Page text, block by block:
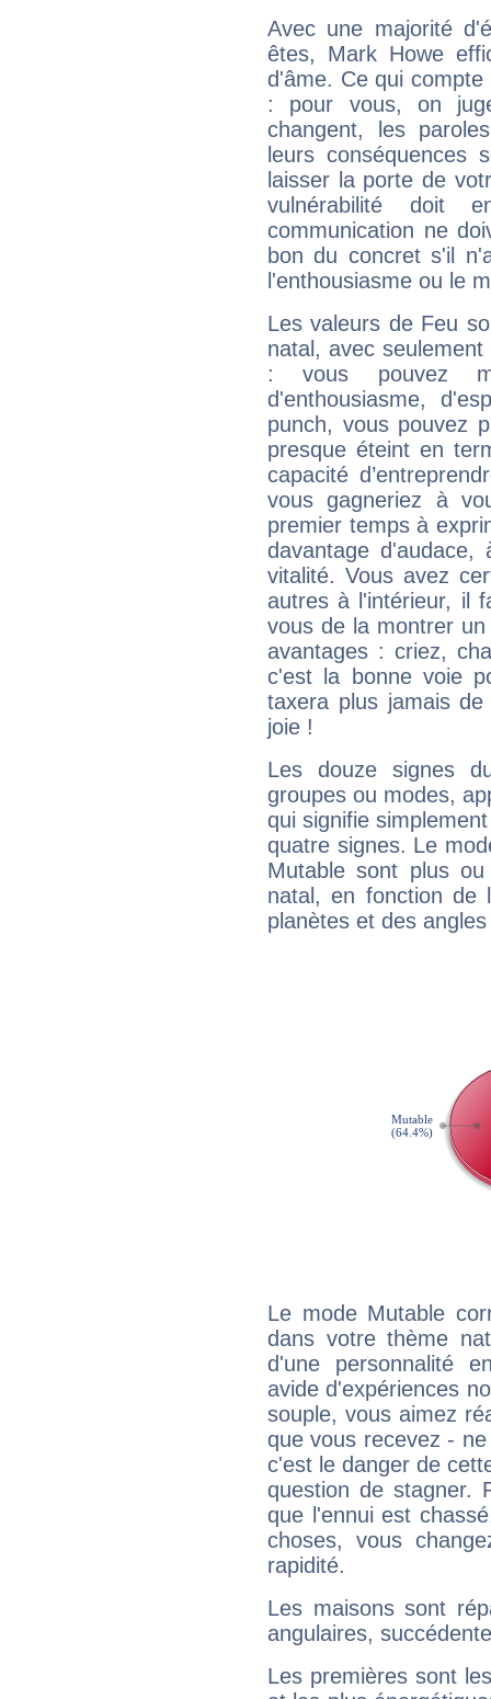
Avec une majorité
êtes, Mark Howe
d'âme. Ce qui
: pour vous, on
changent, les
leurs conséquences
laisser la porte de
vulnérabilité doit
communication ne
bon du concret s'il
l'enthousiasme ou le
Les valeurs de Feu
natal, avec
: vous pouvez
d'enthousiasme,
punch, vous pouvez
presque éteint en
capacité
vous gagneriez à
premier temps à
davantage
vitalité. Vous avez
autres à l'intérieur, il
vous de la montrer
avantages : criez,
c'est la bonne voie
taxera plus jamais
joie !
Les douze signes
groupes ou modes,
qui signifie
quatre signes. Le
Mutable sont plus
natal, en fonction de
planètes et des
Le mode Mutable
dans votre thème
d'une personnalité
avide d'expériences
souple, vous aimez
que vous recevez -
c'est le danger de
question de stagner.
que l'ennui est
choses, vous
rapidité.
Les maisons sont
angulaires,
Les premières sont